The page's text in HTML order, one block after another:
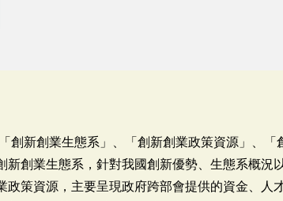
創新創業生態系」、「創新創業政策資源」、
新創業生態系，針對我國創新優勢、生態系概況
政策資源，主要呈現政府跨部會提供的資金、人